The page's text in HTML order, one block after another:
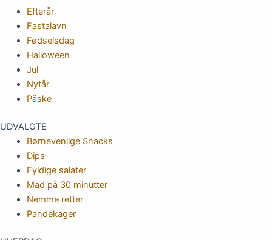
Efterår
Fastalavn
Fødselsdag
Halloween
Jul
Nytår
Påske
UDVALGTE
Børnevenlige Snacks
Dips
Fyldige salater
Mad på 30 minutter
Nemme retter
Pandekager